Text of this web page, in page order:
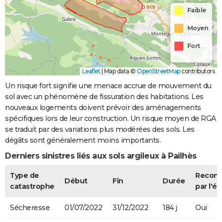
Faible
Moyen
Fort
Leaflet | Map data © OpenStreetMapcontributors
Un risque fort signifie une menace accrue de mouvement du
sol avec un phénomène de fissuration des habitations. Les
nouveaux logements doivent prévoir des aménagements
spécifiques lors de leur construction. Un risque moyen de RGA
se traduit par des variations plus modérées des sols. Les
dégâts sont généralement moins importants.
Derniers sinistres liés aux sols argileux à Pailhès
Type de
catastrophe
Début Fin Durée
par
Sécheresse 01/07/2022 31/12/2022 184 j Oui